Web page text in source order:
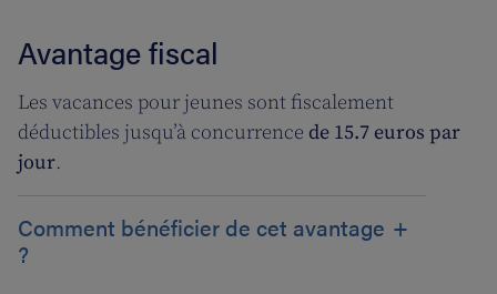
Avantage fiscal
Les vacances pour jeunes sont fiscalement
déductibles jusqu’à concurrence de 15.7 euros par
jour.
Comment bénéficier de cet avantage
?